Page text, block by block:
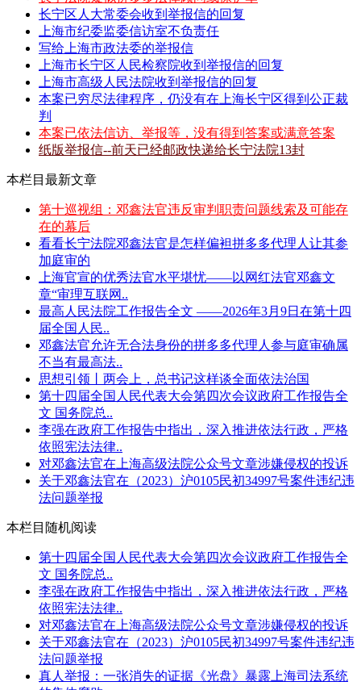
长宁区人大常委会收到举报信的回复
上海市纪委监委信访室不负责任
写给上海市政法委的举报信
上海市长宁区人民检察院收到举报信的回复
上海市高级人民法院收到举报信的回复
本案已穷尽法律程序，仍没有在上海长宁区得到公正裁
判
本案已依法信访、举报等，没有得到答案或满意答案
纸版举报信--前天已经邮政快递给长宁法院13封
本栏目最新文章
第十巡视组：邓鑫法官违反审判职责问题线索及可能存
在的幕后
看看长宁法院邓鑫法官是怎样偏袒拼多多代理人让其参
加庭审的
上海官宣的优秀法官水平堪忧——以网红法官邓鑫文
章“审理互联网..
最高人民法院工作报告全文 ——2026年3月9日在第十四
届全国人民..
邓鑫法官允许无合法身份的拼多多代理人参与庭审确属
不当有最高法..
思想引领丨两会上，总书记这样谈全面依法治国
第十四届全国人民代表大会第四次会议政府工作报告全
文 国务院总..
李强在政府工作报告中指出，深入推进依法行政，严格
依照宪法法律..
对邓鑫法官在上海高级法院公众号文章涉嫌侵权的投诉
关于邓鑫法官在（2023）沪0105民初34997号案件违纪违
法问题举报
本栏目随机阅读
第十四届全国人民代表大会第四次会议政府工作报告全
文 国务院总..
李强在政府工作报告中指出，深入推进依法行政，严格
依照宪法法律..
对邓鑫法官在上海高级法院公众号文章涉嫌侵权的投诉
关于邓鑫法官在（2023）沪0105民初34997号案件违纪违
法问题举报
真人举报：一张消失的证据《光盘》暴露上海司法系统